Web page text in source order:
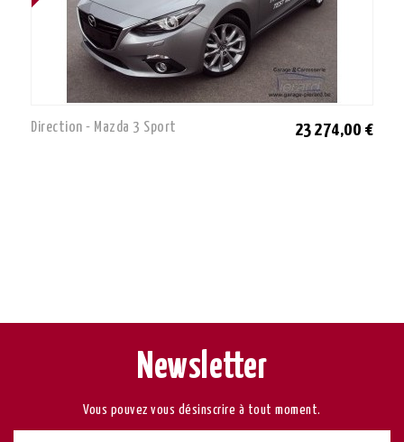
Direction - Mazda 3 Sport 23 274,00 €
Newsletter
Vous pouvez vous désinscrire à tout moment.